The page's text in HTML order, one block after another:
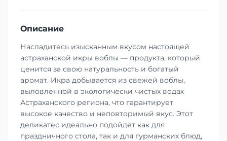
Описание
Насладитесь изысканным вкусом настоящей
астраханской икры воблы — продукта, который
ценится за свою натуральность и богатый
аромат. Икра добывается из свежей воблы,
выловленной в экологически чистых водах
Астраханского региона, что гарантирует
высокое качество и неповторимый вкус. Этот
деликатес идеально подойдет как для
праздничного стола, так и для гурманских блюд,